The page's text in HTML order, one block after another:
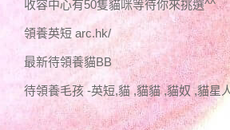
收容中心有50隻貓咪等待你來挑選^^
領養英短 arc.hk/
最新待領養貓BB
待領養毛孩 -英短,貓 ,貓貓 ,貓奴 ,貓星